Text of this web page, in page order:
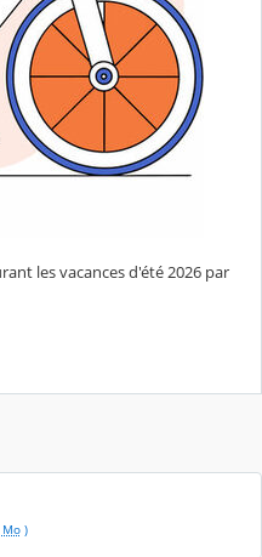
les vacances d'été 2026 par
Mo)